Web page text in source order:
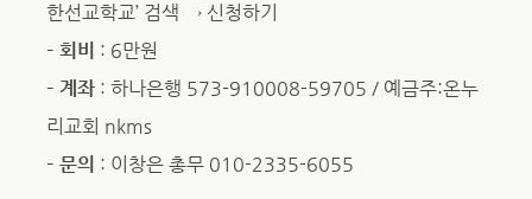
한선교학교’ 검색 → 신청하기
– 회비 : 6만원
– 계좌: 하나은행 573-910008-59705 / 예금주:온누
리교회 nkms
– 문의 : 이창은 총무 010-2335-6055